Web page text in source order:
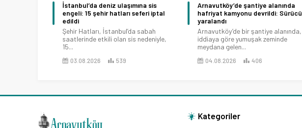
İstanbul’da deniz ulaşımına sis
engeli: 15 şehir hatları seferi iptal
edildi
Şehir Hatları, İstanbul’da sabah
saatlerinde etkili olan sis nedeniyle,
15...
03.08.2026 539
Arnavutköy’de şantiye alanında
hafriyat kamyonu devrildi: Sürücü
yaralandı
Arnavutköy’de bir şantiye alanında,
iddiaya göre yumuşak zeminde
meydana gelen...
04.08.2026 406
Kategoriler